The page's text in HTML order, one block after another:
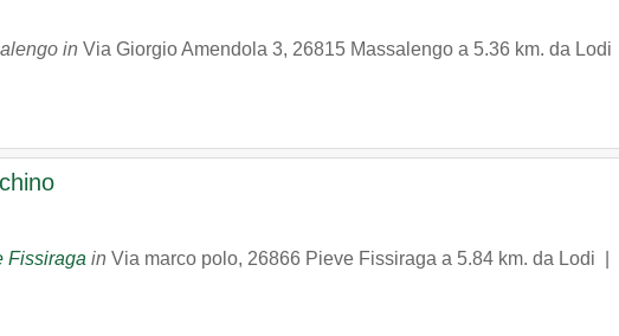
in Via Giorgio Amendola 3, 26815 Massalengo a 5.36 km. da Lodi
Fissiraga in Via marco polo, 26866 Pieve Fissiraga a 5.84 km. da Lodi |